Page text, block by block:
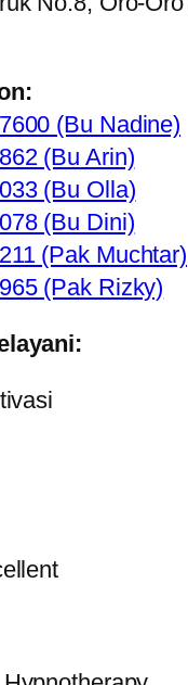
(Bu Nadine)
(Bu Arin)
(Bu Olla)
(Bu Dini)
(Pak Muchtar)
(Pak Rizky)